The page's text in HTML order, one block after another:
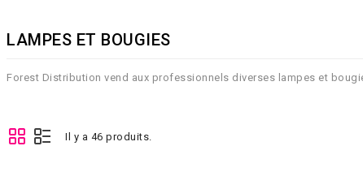
LAMPES ET BOUGIES
Forest Distribution vend aux professionnels diverses lampes et
Il y a 46 produits.